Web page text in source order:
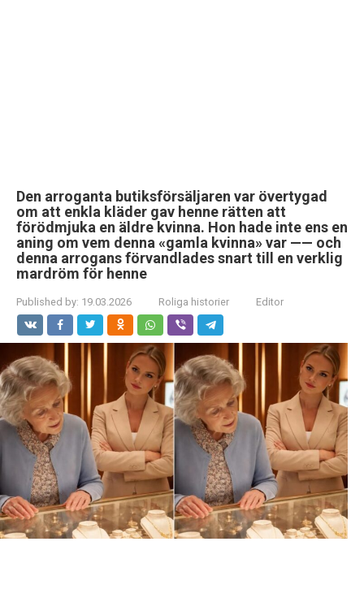
Den arroganta butiksförsäljaren var övertygad
om att enkla kläder gav henne rätten att
förödmjuka en äldre kvinna. Hon hade inte ens en
aning om vem denna «gamla kvinna» var —— och
denna arrogans förvandlades snart till en verklig
mardröm för henne
Published by: 19.03.2026 Roliga historier Editor